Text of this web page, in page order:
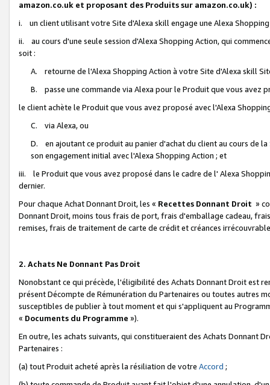
amazon.co.uk et proposant des Produits sur amazon.co.uk) :
i. un client utilisant votre Site d'Alexa skill engage une Alexa
ii. au cours d'une seule session d'Alexa Shopping Action, qui
soit :
A. retourne de l'Alexa Shopping Action à votre Site d'Alexa skill
B. passe une commande via Alexa pour le Produit que vous avez
le client achète le Produit que vous avez proposé avec l'Alexa
C. via Alexa, ou
D. en ajoutant ce produit au panier d'achat du client au cours de
son engagement initial avec l'Alexa Shopping Action ; et
iii. le Produit que vous avez proposé dans le cadre de l' Alexa
dernier.
Pour chaque Achat Donnant Droit, les « Recettes Donnant Droit »
Donnant Droit, moins tous frais de port, frais d'emballage cadeau,
remises, frais de traitement de carte de crédit et créances
2. Achats Ne Donnant Pas Droit
Nonobstant ce qui précède, l'éligibilité des Achats Donnant Droit est
présent Décompte de Rémunération du Partenaires ou toutes autres
susceptibles de publier à tout moment et qui s'appliquent au
« Documents du Programme »).
En outre, les achats suivants, qui constitueraient des Achats Donnant
Partenaires :
(a) tout Produit acheté après la résiliation de votre Accord ;